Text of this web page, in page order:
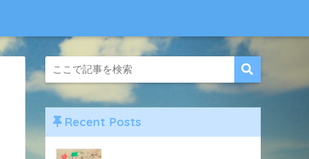
Recent Posts